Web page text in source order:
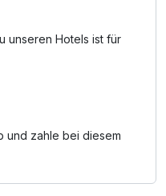
das Kurhaus Binz sind
unseren Hotels ist für
und zahle bei diesem